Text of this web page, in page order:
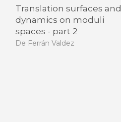
Translation surfaces and
dynamics on moduli
spaces - part 2
De Ferrán Valdez